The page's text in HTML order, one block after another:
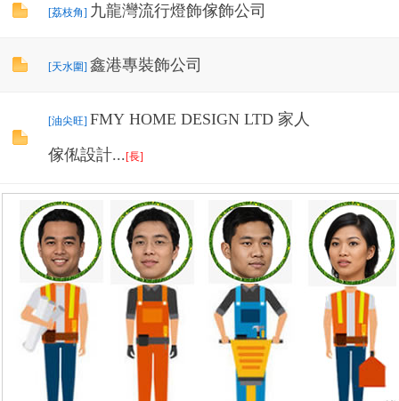
[荔枝角] 九龍灣流行燈飾傢飾公司
[天水圍] 鑫港專裝飾公司
[油尖旺] FMY HOME DESIGN LTD 家人
傢俬設計...[長]